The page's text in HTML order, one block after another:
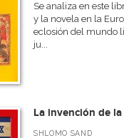
Se analiza en este
y la novela en la
eclosión del mundo
ju...
La invención de
SHLOMO SAND